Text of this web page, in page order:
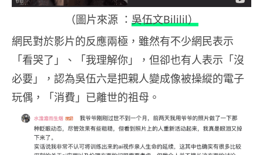
（圖片來源 ： 吳伍文Bililil）
網民對於影片的反應兩極，雖然有不少網民表示
「看哭了」、「我理解你」，但卻也有人表示「沒
必要」，認為吳伍六是把親人變成像被操縱的電子
玩偶，「消費」已離世的祖母。